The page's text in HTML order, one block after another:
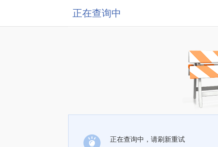
正在查询中
正在查询中，请刷新重试